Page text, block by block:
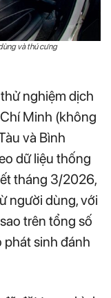
và thú cưng
nghiệm dịch
Minh (không
và Bình
dữ liệu thống
tháng 3/2026,
người dùng, với
trên tổng số
phát sinh đánh